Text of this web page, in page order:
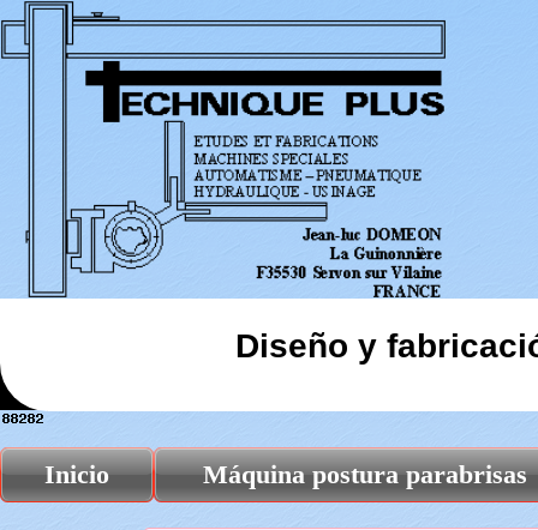
Máquina postura parabrisas
Inicio
Diseño y